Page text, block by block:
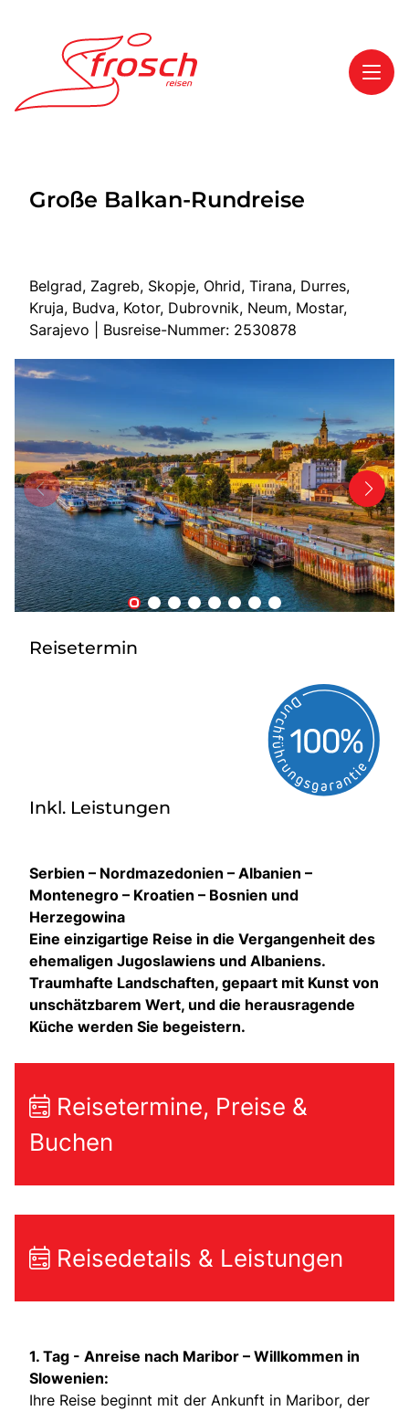
Highlights
Mehrtagesreisen
Tagesreisen
Bus anmieten
Transporte
Kataloge
Service & Kontakt
Große Balkan-Rundreise
Belgrad, Zagreb, Skopje, Ohrid, Tirana, Durres,
Kruja, Budva, Kotor, Dubrovnik, Neum, Mostar,
Sarajevo | Busreise-Nummer: 2530878
Reisetermin
Inkl. Leistungen
Serbien – Nordmazedonien – Albanien –
Montenegro – Kroatien – Bosnien und
Herzegowina
Eine einzigartige Reise in die Vergangenheit des
ehemaligen Jugoslawiens und Albaniens.
Traumhafte Landschaften, gepaart mit Kunst von
unschätzbarem Wert, und die herausragende
Küche werden Sie begeistern.
Reisetermine, Preise &
Buchen
Reisedetails & Leistungen
1. Tag - Anreise nach Maribor – Willkommen in
Slowenien:
Ihre Reise beginnt mit der Ankunft in Maribor, der